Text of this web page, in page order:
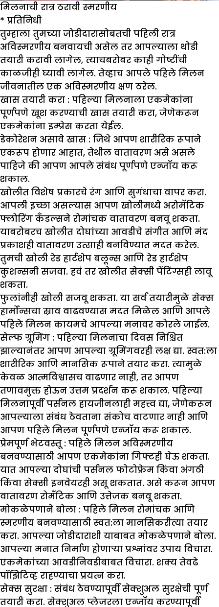
मिलनाची रात्र ठरावी स्मरणीय
* प्रतिनिधी
तुम्हाला तुमच्या जोडीदारासोबतची पहिली रात्र
अविस्मरणीय बनवायची असेल तर आपल्याला थोडी
तयारी करावी लागेल, त्याचबरोबर काही गोष्टींची
काळजीही घ्यावी लागेल. तेव्हाच आपले पहिले मिलन
जीवनातील एक अविस्मरणीय क्षण ठरेल.
खास तयारी करा : पहिल्या मिलनाला एकमेकांना
पूर्णपणे खूश करण्याची खास तयारी करा, जेणेकरून
एकमेकांना इम्प्रेस करता येईल.
डेकोरेशन असावे खास : जिथे आपण शारीरिक रूपाने
एकरूप होणार आहात, तेथील वातावरण असे असले
पाहिजे की आपण आपले संबंध पूर्णपणे एन्जॉय करू
शकाल.
खोलीत विशेष प्रकारचे रंग आणि सुगंधाचा वापर करा.
आपली इच्छा असल्यास आपण खोलीमध्ये अरोमॅटिक
फ्लोरिंग कँडल्सने रोमांचक वातावरण बनवू शकता.
याबरोबरच खोलीत दोघांच्या आवडीचे संगीत आणि मंद
प्रकाशही वातावरण उत्साही बनविण्यात मदत करेल.
तुमची खोली रेड हार्टशेप बलून्स आणि रेड हार्टशेप
कुशन्सनी सजवा. हवं तर खोलीत सेक्सी पेंटिंग्सही लावू
शकता.
फुलांनीही खोली सजवू शकता. या सर्व तयारीमुळे सेक्स
हार्मोन्सचा स्राव वाढवण्यास मदत मिळेल आणि आपले
पहिले मिलन कायमचे आपल्या मनावर कोरले जाईल.
सेल्फ ग्रूमिंग : पहिल्या मिलनाचा दिवस निश्चित
झाल्यानंतर आपण आपल्या ग्रूमिंगवरही लक्ष द्या. स्वत:ला
शारीरिक आणि मानसिक रूपाने तयार करा. त्यामुळे
केवळ आत्मविश्वासच वाढणार नाही, तर आपण
तणावमुक्त होऊन उत्तम प्रदर्शन करू शकाल. पहिल्या
मिलनापूर्वी पर्सनल हायजीनलाही महत्त्व द्या, जेणेकरून
आपल्याला संबंध ठेवताना संकोच वाटणार नाही आणि
आपण पहिले मिलन पूर्णपणे एन्जॉय करू शकाल.
प्रेमपूर्ण भेटवस्तू : पहिले मिलन अविस्मरणीय
बनवण्यासाठी आपण एकमेकांना गिफ्टही घेऊ शकता.
यात आपल्या दोघांची पर्सनल फोटोफ्रेम किंवा अंगठी
किंवा सेक्सी इनवेयरही असू शकतात. असे करून आपण
वातावरण रोमँटिक आणि उत्तेजक बनवू शकता.
मोकळेपणाने बोला : पहिले मिलन रोमांचक आणि
स्मरणीय बनवण्यासाठी स्वत:ला मानसिकरीत्या तयार
करा. आपल्या जोडीदाराशी याबाबत मोकळेपणाने बोला.
आपल्या मनात निर्माण होणाऱ्या प्रश्नांवर उपाय विचारा.
एकमेकांच्या आवडीनिवडीबाबत विचारा. शक्य तेवढे
पॉझिटिव्ह राहण्याचा प्रयत्न करा.
सेक्स सुरक्षा : संबंध ठेवण्यापूर्वी सेक्शुअल सुरक्षेची पूर्ण
तयारी करा. सेक्शुअल प्लेजरला एन्जॉय करण्यापूर्वी